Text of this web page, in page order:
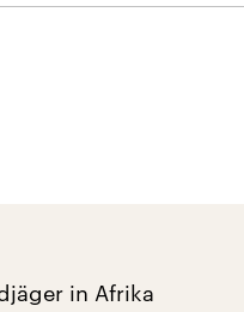
in Afrika